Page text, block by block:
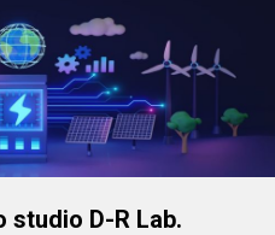
studio D-R Lab.